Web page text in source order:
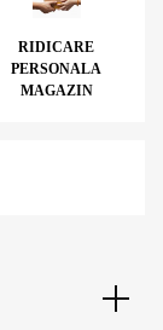
RIDICARE
PERSONALA
MAGAZIN